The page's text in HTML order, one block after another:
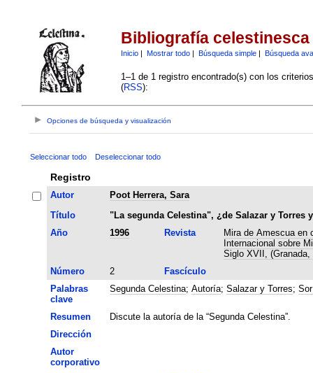
Bibliografía celestinesca
Inicio| Mostrar todo| Búsqueda simple| Búsqueda
1–1 de 1 registro encontrado(s) con los
(RSS):
Opciones de búsqueda y visualización
Seleccionar todo Deseleccionar todo
Registro
Autor
Poot Herrera, Sara
Título
"La segunda Celestina", ¿de Salazar y Torres
Año
1996 Revista
Mira de Amescua en
Internacional sobre
Siglo XVII, (Granada,
Número
2
Fascículo
Palabras
clave
Segunda Celestina; Autoría; Salazar y Torres;
Resumen
Discute la autoría de la “Segunda Celestina”.
Dirección
Autor
corporativo